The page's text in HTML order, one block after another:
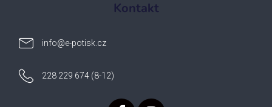
Kontakt
info@e-potisk.cz
228 229 674 (8-12)